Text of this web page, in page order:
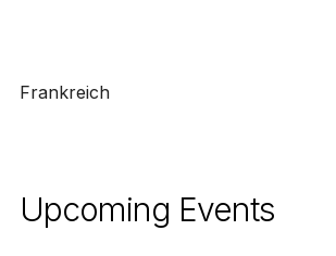
Frankreich
Upcoming Events